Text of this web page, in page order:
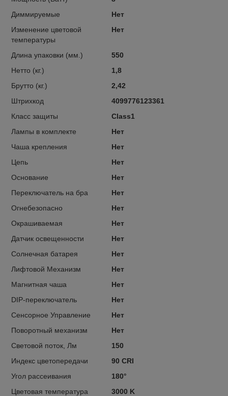
Диммируемые
Нет
Изменение цветовой
температуры
Нет
Длина упаковки (мм.)
550
Нетто (кг.)
1,8
Брутто (кг.)
2,42
Штрихкод
4099776123361
Класс защиты
Class1
Лампы в комплекте
Нет
Чаша крепления
Нет
Цепь
Нет
Основание
Нет
Переключатель на бра
Нет
Огнебезопасно
Нет
Окрашиваемая
Нет
Датчик освещенности
Нет
Солнечная батарея
Нет
Лифтовой Механизм
Нет
Магнитная чаша
Нет
DIP-переключатель
Нет
Сенсорное Управление
Нет
Поворотный механизм
Нет
Световой поток, Лм
150
Индекс цветопередачи
90 CRI
Угол рассеивания
180°
Цветовая температура
3000 K